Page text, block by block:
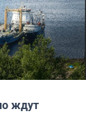
ждут